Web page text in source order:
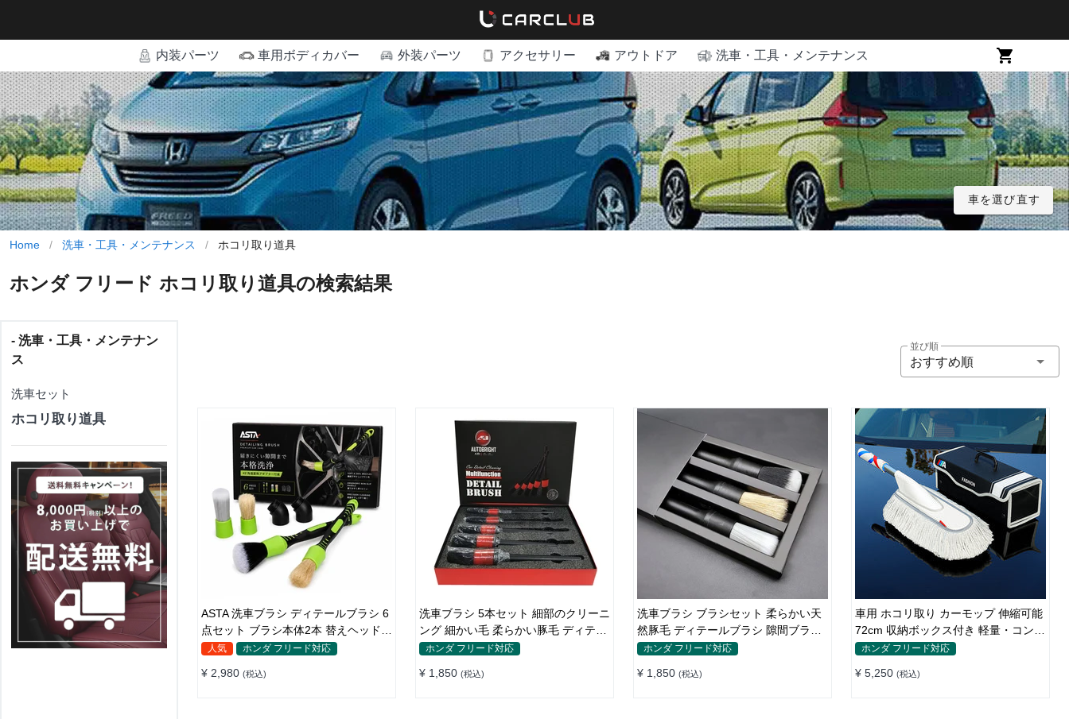
内装パーツ 車用ボディカバー 外装パーツ アクセサリー アウトドア 洗車・工具・メンテナンス
車を選び直す
Home / 洗車・工具・メンテナンス / ホコリ取り道具
ホンダ フリード ホコリ取り道具の検索結果
- 洗車・工具・メンテナン
ス
洗車セット
ホコリ取り道具
並び順
おすすめ順
ASTA 洗車ブラシ ディテールブラシ 6
点セット ブラシ本体2本 替えヘッド2
個 アダプター2個 車内外 ホイール ダ
人気 ホンダ フリード対応
¥ 2,980 (税込)
洗車ブラシ 5本セット 細部のクリーニ
ング 細かい毛 柔らかい豚毛 ディテー
ルブラシ
ホンダ フリード対応
¥ 1,850 (税込)
洗車ブラシ ブラシセット 柔らかい天
然豚毛 ディテールブラシ 隙間ブラシ
筆タイプ
ホンダ フリード対応
¥ 1,850 (税込)
車用 ホコリ取り カーモップ 伸縮可能
72cm 収納ボックス付き 軽量・コンパ
クト
ホンダ フリード対応
¥ 5,250 (税込)